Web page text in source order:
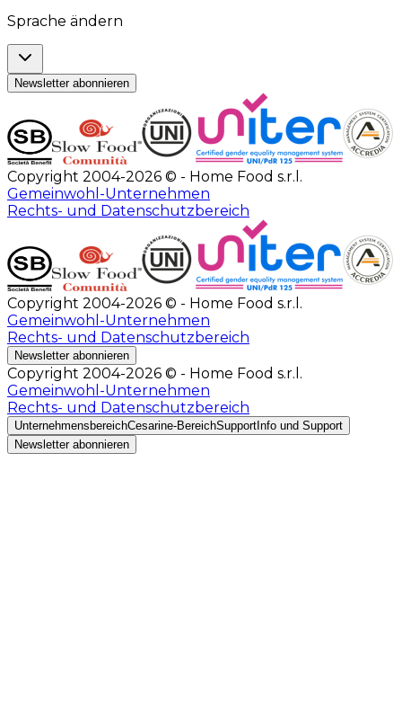
Sprache ändern
Newsletter abonnieren
Copyright 2004-2026 © - Home Food s.r.l.
Gemeinwohl-Unternehmen
Rechts- und Datenschutzbereich
Copyright 2004-2026 © - Home Food s.r.l.
Gemeinwohl-Unternehmen
Rechts- und Datenschutzbereich
Newsletter abonnieren
Copyright 2004-2026 © - Home Food s.r.l.
Gemeinwohl-Unternehmen
Rechts- und Datenschutzbereich
UnternehmensbereichCesarine-BereichSupport Info und Support
Newsletter abonnieren